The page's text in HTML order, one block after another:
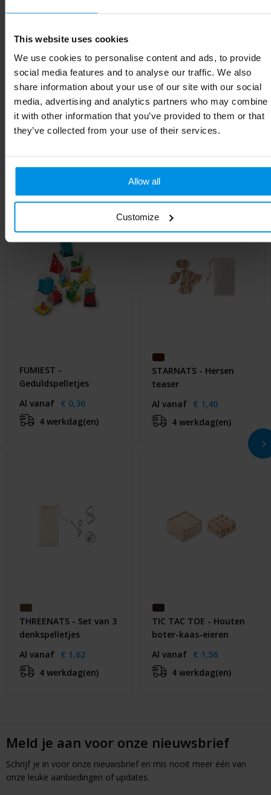
This website uses cookies
We use cookies to personalise content and ads, to provide
social media features and to analyse our traffic. We also
share information about your use of our site with our social
media, advertising and analytics partners who may combine
it with other information that you’ve provided to them or that
they’ve collected from your use of their services.
Allow all
Customize
Hoogte 3.3 cm
Breedte 10 cm
Lengte
Gerelateerde producten
FUMIEST -
Geduldspelletjes
Al vanaf € 0,36
4 werkdag(en)
STARNATS - Hersen
teaser
Al vanaf € 1,40
4 werkdag(en)
THREENATS - Set van 3
denkspelletjes
Al vanaf € 1,62
4 werkdag(en)
TIC TAC TOE - Houten
boter-kaas-eieren
Al vanaf € 1,56
4 werkdag(en)
Meld je aan voor onze nieuwsbrief
Schrijf je in voor onze nieuwsbrief en mis nooit meer één van
onze leuke aanbiedingen of updates.